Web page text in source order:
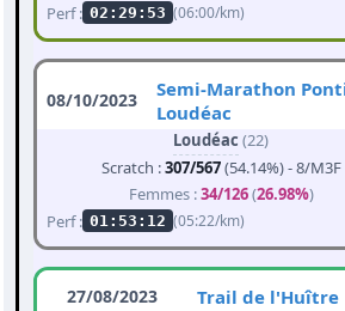
Perf : 02:29:53 (06:00/km)
08/10/2023
Semi-Marathon
Loudéac
Loudéac (22)
Scratch :307/567(54.14%) - 8/M3F
Femmes :34/126(26.98%)
Perf : 01:53:12 (05:22/km)
27/08/2023 Trail de l'Huître